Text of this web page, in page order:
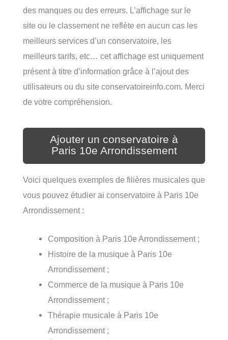
des manques ou des erreurs. L’affichage sur le
site ou le classement ne reflète en aucun cas les
meilleurs services d’un conservatoire, les
meilleurs tarifs, etc… cet affichage est uniquement
présent à titre d’information grâce à l’ajout des
utilisateurs ou du site conservatoireinfo.com. Merci
de votre compréhension.
Ajouter un conservatoire à
Paris 10e Arrondissement
Voici quelques exemples de filières musicales que
vous pouvez étudier ai conservatoire à Paris 10e
Arrondissement :
Composition à Paris 10e Arrondissement ;
Histoire de la musique à Paris 10e
Arrondissement ;
Commerce de la musique à Paris 10e
Arrondissement ;
Thérapie musicale à Paris 10e
Arrondissement ;